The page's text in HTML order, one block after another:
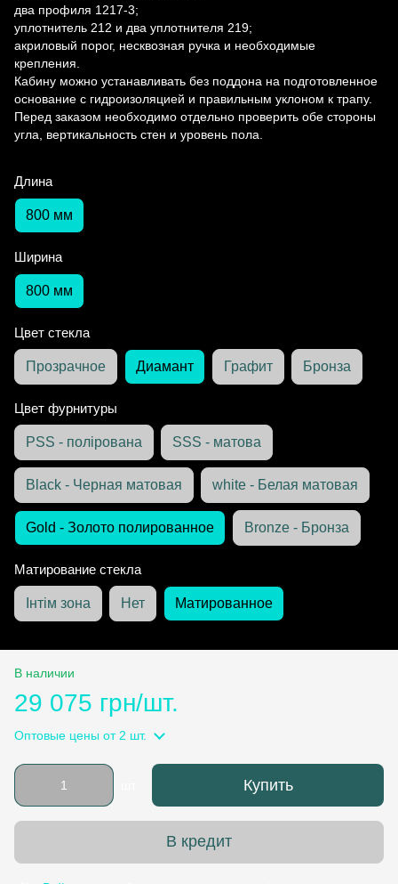
два профиля 1217-3;
уплотнитель 212 и два уплотнителя 219;
акриловый порог, несквозная ручка и необходимые
крепления.
Кабину можно устанавливать без поддона на подготовленное
основание с гидроизоляцией и правильным уклоном к трапу.
Перед заказом необходимо отдельно проверить обе стороны
угла, вертикальность стен и уровень пола.
Длина
800 мм
Ширина
800 мм
Цвет стекла
Прозрачное Диамант Графит Бронза
Цвет фурнитуры
PSS - полірована SSS - матова
Black - Черная матовая white - Белая матовая
Gold - Золото полированное Bronze - Бронза
Матирование стекла
Інтім зона Нет Матированное
В наличии
29 075 грн/шт.
Оптовые цены от 2 шт.
Купить
В кредит